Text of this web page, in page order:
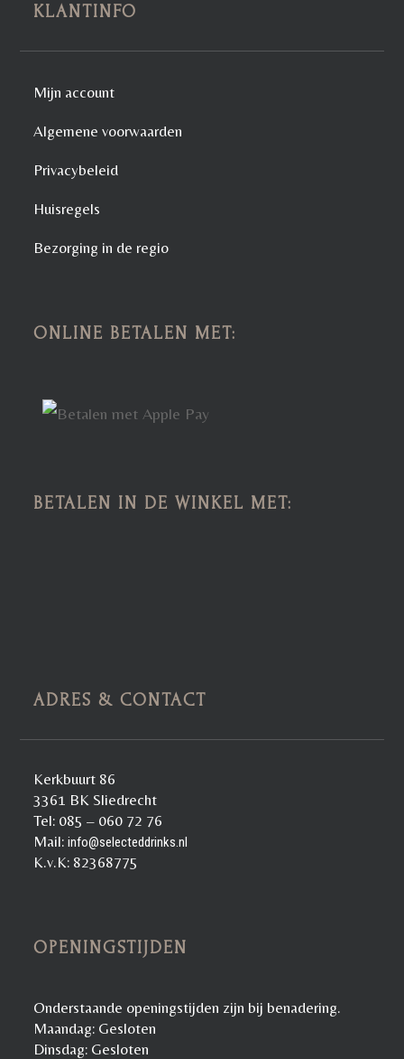
KLANTINFO
Mijn account
Algemene voorwaarden
Privacybeleid
Huisregels
Bezorging in de regio
ONLINE BETALEN MET:
BETALEN IN DE WINKEL MET:
ADRES & CONTACT
Kerkbuurt 86
3361 BK Sliedrecht
Tel: 085 – 060 72 76
Mail:info@selecteddrinks.nl
K.v.K: 82368775
OPENINGSTIJDEN
Onderstaande openingstijden zijn bij benadering.
Maandag: Gesloten
Dinsdag: Gesloten